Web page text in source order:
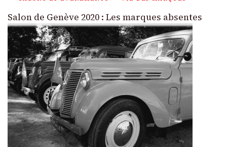
Salon de Genève 2020 : Les marques absentes